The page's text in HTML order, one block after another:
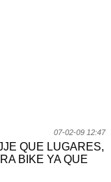
07-02-09 12:47
QUE LUGARES,
BIKE YA QUE